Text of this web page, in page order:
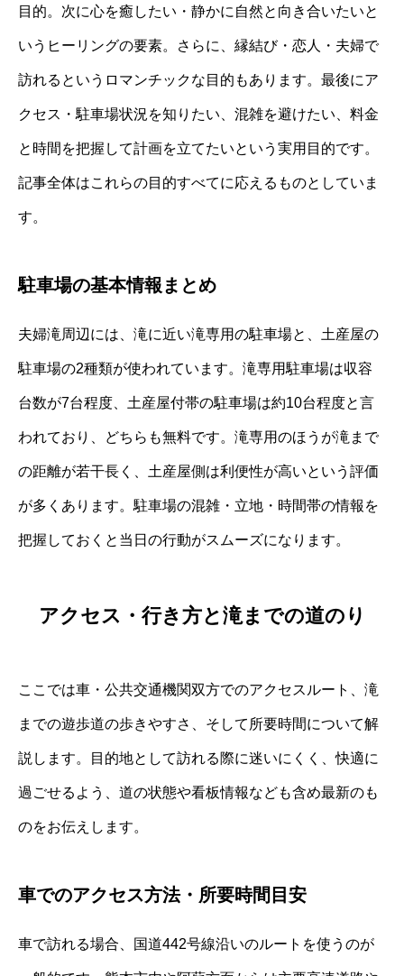
目的。次に心を癒したい・静かに自然と向き合いたいと
いうヒーリングの要素。さらに、縁結び・恋人・夫婦で
訪れるというロマンチックな目的もあります。最後にア
クセス・駐車場状況を知りたい、混雑を避けたい、料金
と時間を把握して計画を立てたいという実用目的です。
記事全体はこれらの目的すべてに応えるものとしていま
す。
駐車場の基本情報まとめ
夫婦滝周辺には、滝に近い滝専用の駐車場と、土産屋の
駐車場の2種類が使われています。滝専用駐車場は収容
台数が7台程度、土産屋付帯の駐車場は約10台程度と言
われており、どちらも無料です。滝専用のほうが滝まで
の距離が若干長く、土産屋側は利便性が高いという評価
が多くあります。駐車場の混雑・立地・時間帯の情報を
把握しておくと当日の行動がスムーズになります。
アクセス・行き方と滝までの道のり
ここでは車・公共交通機関双方でのアクセスルート、滝
までの遊歩道の歩きやすさ、そして所要時間について解
説します。目的地として訪れる際に迷いにくく、快適に
過ごせるよう、道の状態や看板情報なども含め最新のも
のをお伝えします。
車でのアクセス方法・所要時間目安
車で訪れる場合、国道442号線沿いのルートを使うのが